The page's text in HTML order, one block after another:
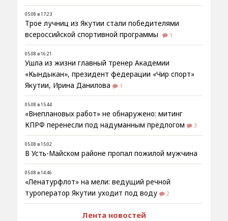
05.08 в 17:23
Трое лучниц из Якутии стали победителями
всероссийской спортивной программы
1
05.08 в 16:21
Ушла из жизни главный тренер Академии
«Кындыкан», президент федерации «Чир спорт»
Якутии, Ирина Данилова
1
05.08 в 15:44
«Внеплановых работ» не обнаружено: митинг
КПРФ перенесли под надуманным предлогом
3
05.08 в 15:02
В Усть-Майском районе пропал пожилой мужчина
05.08 в 14:46
«Ленатурфлот» на мели: ведущий речной
туроператор Якутии уходит под воду
2
Лента новостей